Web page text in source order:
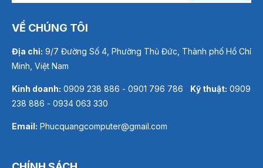
VỀ CHÚNG TÔI
Địa chỉ: 9/7 Đường Số 4, Phường Thủ Đức, Thành phố Hồ Chí
Minh, Việt Nam
Kinh doanh: 0909 238 886 - 0901 796 786 Kỹ thuật: 0909
238 886 - 0934 063 330
Email: Phucquangcomputer@gmail.com